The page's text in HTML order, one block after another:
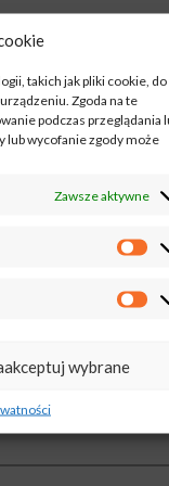
takich jak pliki cookie, do
Zgoda na te
podczas przeglądania
lub wycofanie zgody może
Zawsze aktywne
wybrane
twardość.
ma dobre
ją
metalu.
na jak